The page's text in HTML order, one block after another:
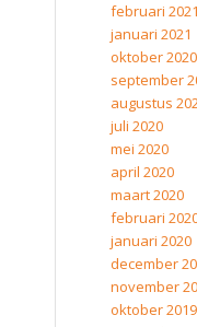
februari 2021
januari 2021
oktober 2020
september
augustus
juli 2020
mei 2020
april 2020
maart 2020
februari
januari 2020
december
november
oktober 2019